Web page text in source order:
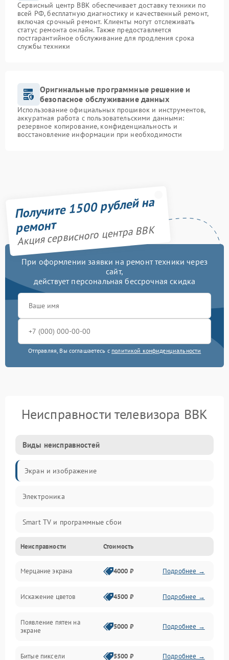
Сервисный центр BBK обеспечивает доставку техники по
всей РФ, бесплатную диагностику и качественный ремонт,
включая срочный ремонт. Клиенты могут отслеживать
статус ремонта онлайн. Также предоставляется
постгарантийное обслуживание для продления срока
службы техники
Оригинальные программные решение и
безопасное обслуживание данных
Использование официальных прошивок и инструментов,
аккуратная работа с пользовательскими данными:
резервное копирование, конфиденциальность и
восстановление информации при необходимости
Получите 1500 рублей на
ремонт
Акция сервисного центра BBK
При оформлении заявки на ремонт техники через
сайт,
действует персональная бессрочная скидка
Отправляя, Вы соглашаетесь с политикой конфиденциальности
Неисправности телевизора BBK
Виды неисправностей
Экран и изображение
Электроника
Smart TV и программные сбои
Питание и запуск
Подсветка и LED-модули
Звук и аудиосистема
Сигнал и приём каналов
Неисправности Стоимость
Мерцание экрана 4000 ₽ Подробнее →
Искажение цветов 4500 ₽ Подробнее →
Появление пятен на
экране
5000 ₽ Подробнее →
Битые пиксели 5500 ₽ Подробнее →